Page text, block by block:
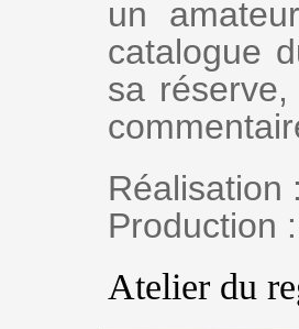
un
catalogue
sa
Réalisation
Production :
Atelier du